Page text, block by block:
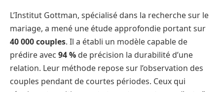
L’Institut Gottman, spécialisé dans la recherche sur le
mariage, a mené une étude approfondie portant sur
40 000 couples. Il a établi un modèle capable de
prédire avec 94 % de précision la durabilité d’une
relation. Leur méthode repose sur l’observation des
couples pendant de courtes périodes. Ceux qui